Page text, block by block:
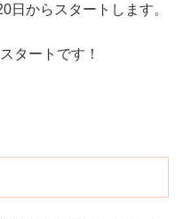
日からスタートします。
タートです！